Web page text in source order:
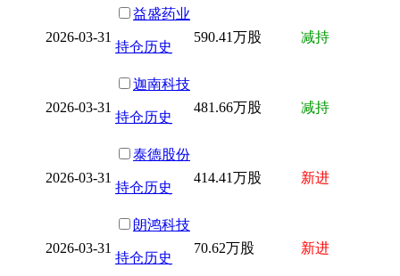
2026-03-31
益盛药业
持仓历史
590.41万股 减持
2026-03-31
迦南科技
持仓历史
481.66万股 减持
2026-03-31
泰德股份
持仓历史
414.41万股 新进
2026-03-31
朗鸿科技
持仓历史
70.62万股 新进